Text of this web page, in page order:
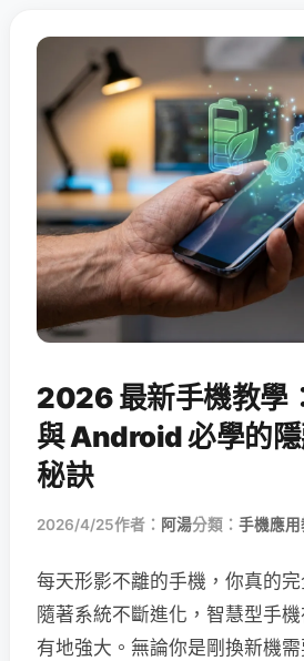
2026 最新手機教學
與 Android 必學的
秘訣
2026/4/25作者： 阿湯分類： 手機應用
每天形影不離的手機，你真的
隨著系統不斷進化，智慧型手
有地強大。無論你是剛換新機